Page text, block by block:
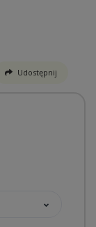
Udostępnij